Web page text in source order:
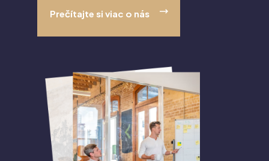
Prečítajte si viac o nás